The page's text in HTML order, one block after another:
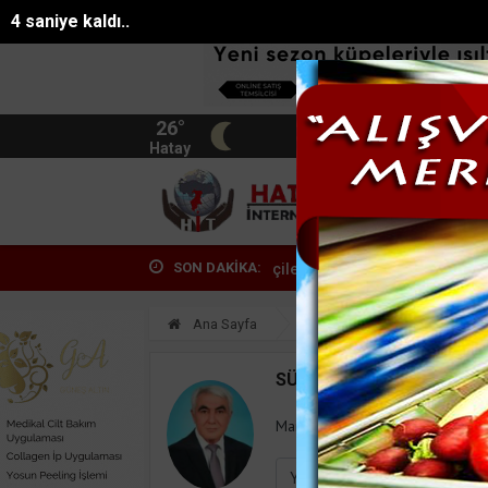
4 saniye kaldı..
26°
Hatay
BIST 13.744
SON DAKİKA:
alamadığını iddia eden işçiler inş... Kemerin yeni simgesi:
Ana Sayfa Yazarlar Süleyman
SÜLEYMAN GÖKSU
Mail: